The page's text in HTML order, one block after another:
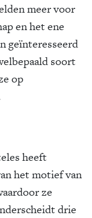
meer voor
en het ene
geïnteresseerd
soort
op
heeft
het motief van
ze
drie